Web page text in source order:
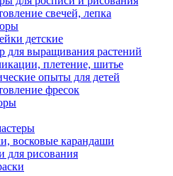
свечей, лепка
детские
для выращивания растений
плетение, шитье
опыты для детей
фресок
восковые карандаши
для рисования